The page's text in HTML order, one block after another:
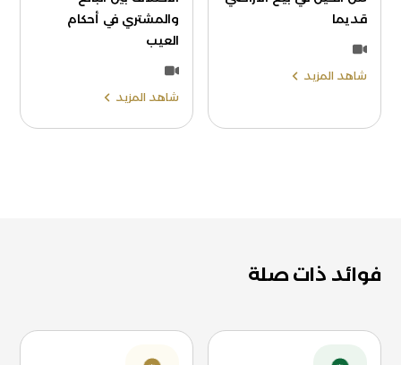
قديما
شاهد المزيد
والمشتري في أحكام
العيب
شاهد المزيد
فوائد ذات صلة